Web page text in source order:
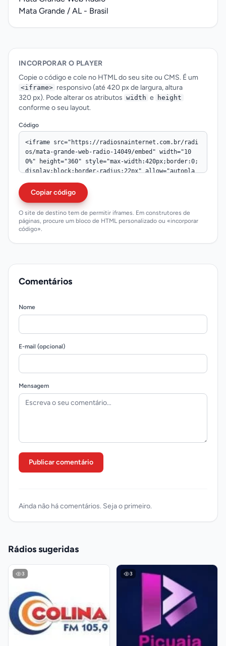
Mata Grande / AL - Brasil
INCORPORAR O PLAYER
Copie o código e cole no HTML do seu site ou CMS. É um
<iframe> responsivo (até 420 px de largura, altura
320 px). Pode alterar os atributos width e height
conforme o seu layout.
Código
Copiar código
O site de destino tem de permitir iframes. Em construtores de
páginas, procure um bloco de HTML personalizado ou «incorporar
código».
Comentários
Nome
E-mail (opcional)
Mensagem
Publicar comentário
Ainda não há comentários. Seja o primeiro.
Rádios sugeridas
3 3